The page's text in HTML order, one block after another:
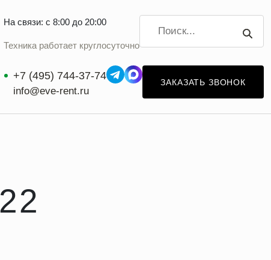
На связи: с 8:00 до 20:00
Техника работает круглосуточно
+7 (495) 744-37-74
info@eve-rent.ru
ЗАКАЗАТЬ ЗВОНОК